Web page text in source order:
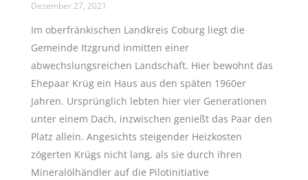
Dezember 27, 2021
Im oberfränkischen Landkreis Coburg liegt die
Gemeinde Itzgrund inmitten einer
abwechslungsreichen Landschaft. Hier bewohnt das
Ehepaar Krüg ein Haus aus den späten 1960er
Jahren. Ursprünglich lebten hier vier Generationen
unter einem Dach, inzwischen genießt das Paar den
Platz allein. Angesichts steigender Heizkosten
zögerten Krügs nicht lang, als sie durch ihren
Mineralölhändler auf die Pilotinitiative